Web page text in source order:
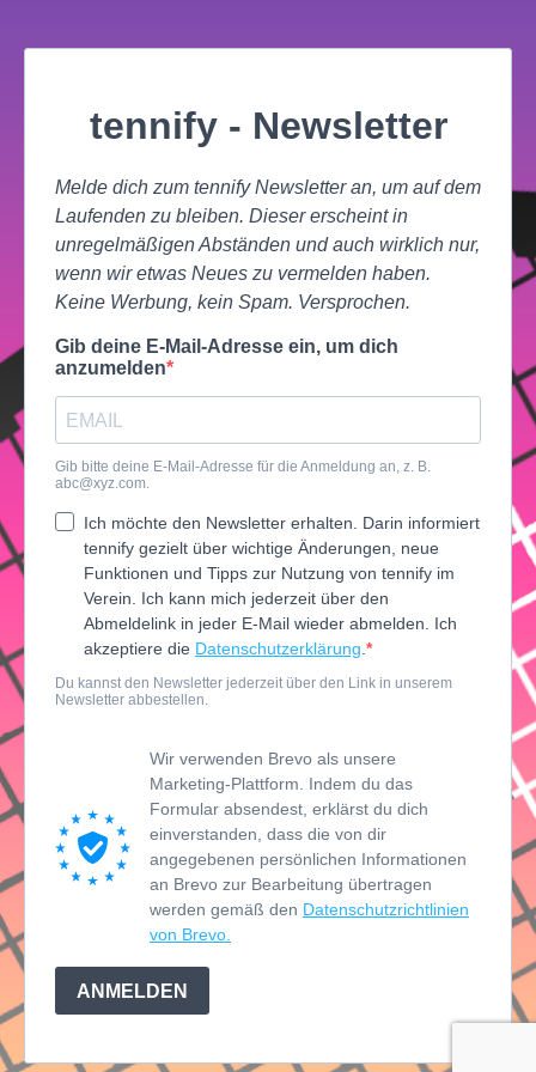
tennify - Newsletter
Melde dich zum tennify Newsletter an, um auf dem
Laufenden zu bleiben. Dieser erscheint in
unregelmäßigen Abständen und auch wirklich nur,
wenn wir etwas Neues zu vermelden haben.
Keine Werbung, kein Spam. Versprochen.
Gib deine E-Mail-Adresse ein, um dich
anzumelden
Gib bitte deine E-Mail-Adresse für die Anmeldung an, z. B.
abc@xyz.com.
Ich möchte den Newsletter erhalten. Darin informiert
tennify gezielt über wichtige Änderungen, neue
Funktionen und Tipps zur Nutzung von tennify im
Verein. Ich kann mich jederzeit über den
Abmeldelink in jeder E-Mail wieder abmelden. Ich
akzeptiere die Datenschutzerklärung
Du kannst den Newsletter jederzeit über den Link in unserem
Newsletter abbestellen.
Wir verwenden Brevo als unsere
Marketing-Plattform. Indem du das
Formular absendest, erklärst du dich
einverstanden, dass die von dir
angegebenen persönlichen Informationen
an Brevo zur Bearbeitung übertragen
werden gemäß den Datenschutzrichtlinien
von Brevo.
ANMELDEN